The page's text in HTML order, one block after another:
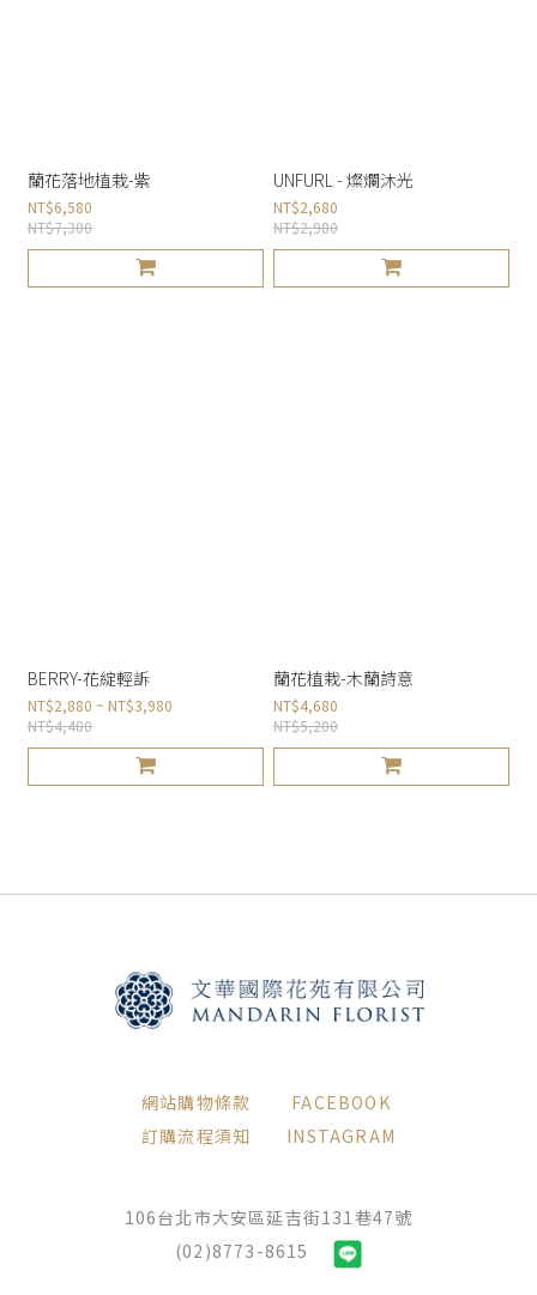
蘭花落地植栽-紫
NT$6,580
NT$7,300
UNFURL - 燦爛沐光
NT$2,680
NT$2,980
BERRY-花綻輕訴
NT$2,880 ~ NT$3,980
NT$4,480
蘭花植栽-木蘭詩意
NT$4,680
NT$5,200
網站購物條款
訂購流程須知
FACEBOOK
INSTAGRAM
106台北市大安區延吉街131巷47號
(02)8773-8615